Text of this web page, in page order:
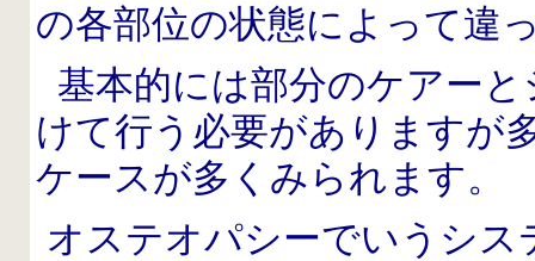
の各部位の状態によって違
基本的には部分のケアー
けて行う必要がありますが
ケースが多くみられます。
オステオパシーでいうシ